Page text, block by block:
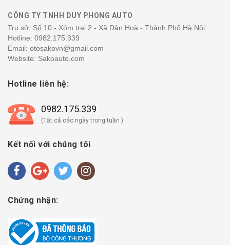
CÔNG TY TNHH DUY PHONG AUTO
Trụ sở: Số 10 - Xóm trại 2 - Xã Dân Hoà - Thành Phố Hà Nội
Hotline: 0982.175.339
Email: otosakovn@gmail.com
Website: Sakoauto.com
Hotline liên hệ:
0982.175.339
(Tất cả các ngày trong tuần )
Kết nối với chúng tôi
Chứng nhận: